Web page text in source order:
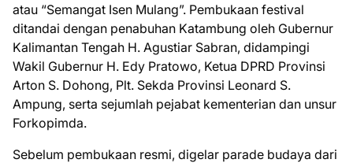
atau “Semangat Isen Mulang”. Pembukaan festival
ditandai dengan penabuhan Katambung oleh Gubernur
Kalimantan Tengah H. Agustiar Sabran, didampingi
Wakil Gubernur H. Edy Pratowo, Ketua DPRD Provinsi
Arton S. Dohong, Plt. Sekda Provinsi Leonard S.
Ampung, serta sejumlah pejabat kementerian dan unsur
Forkopimda.
Sebelum pembukaan resmi, digelar parade budaya dari